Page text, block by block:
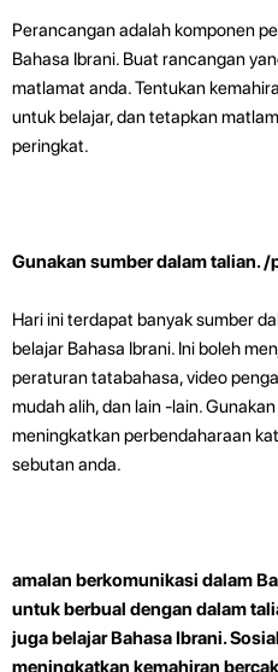
Perancangan adalah komponen
Bahasa Ibrani. Buat rancangan
matlamat anda. Tentukan
untuk belajar, dan tetapkan
peringkat.
Gunakan sumber dalam talian. /
Hari ini terdapat banyak sumber
belajar Bahasa Ibrani. Ini boleh
peraturan tatabahasa, video
mudah alih, dan lain -lain.
meningkatkan perbendaharaan
sebutan anda.
amalan berkomunikasi dalam
untuk berbual dengan dalam
juga belajar Bahasa Ibrani.
meningkatkan kemahiran